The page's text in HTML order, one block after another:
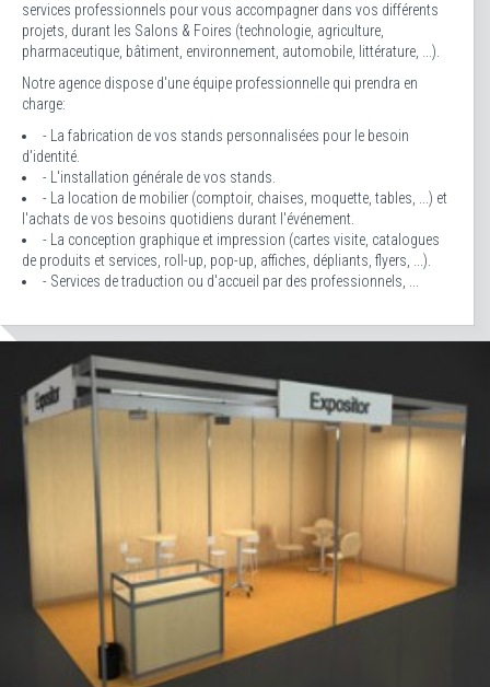
services professionnels pour vous accompagner dans vos différents
projets, durant les Salons & Foires (technologie, agriculture,
pharmaceutique, bâtiment, environnement, automobile, littérature, ...).
Notre agence dispose d'une équipe professionnelle qui prendra en
charge:
- La fabrication de vos stands personnalisées pour le besoin
d'identité.
- L'installation générale de vos stands.
- La location de mobilier (comptoir, chaises, moquette, tables, ...) et
l'achats de vos besoins quotidiens durant l'événement.
- La conception graphique et impression (cartes visite, catalogues
de produits et services, roll-up, pop-up, affiches, dépliants, flyers, ...).
- Services de traduction ou d'accueil par des professionnels, ...